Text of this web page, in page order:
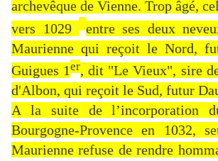
archevêque de Vienne. Trop âgé,
vers 1029
entre ses deux
Maurienne qui reçoit le Nord,
Guigues 1er, dit "Le Vieux", sire
d'Albon, qui reçoit le Sud, futur
A la suite de l’incorporation
Bourgogne-Provence en 1032,
Maurienne refuse de rendre